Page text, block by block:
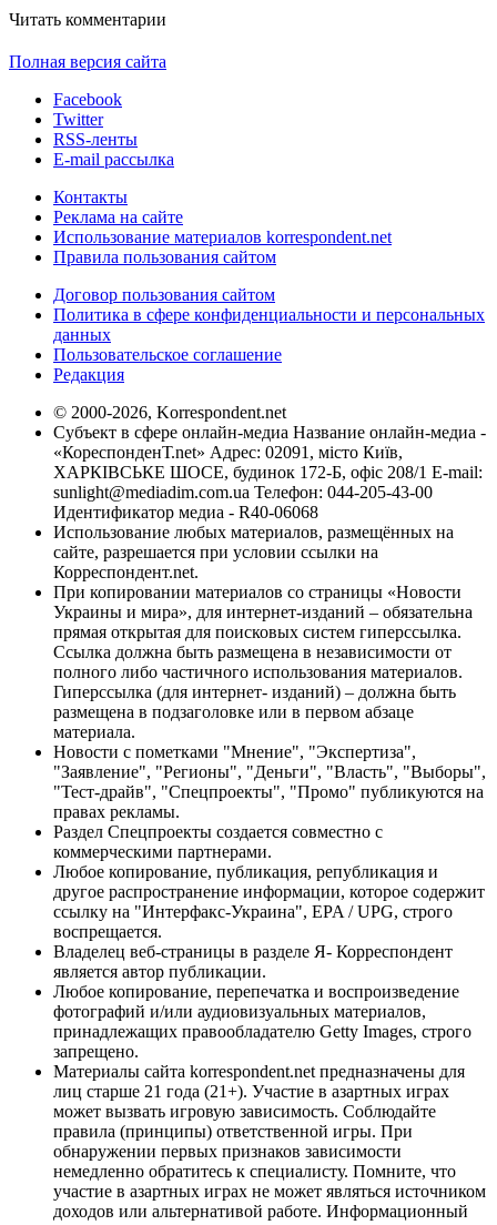
Читать комментарии
Полная версия сайта
Facebook
Twitter
RSS-ленты
E-mail рассылка
Контакты
Реклама на сайте
Использование материалов korrespondent.net
Правила пользования сайтом
Договор пользования сайтом
Политика в сфере конфиденциальности и персональных
данных
Пользовательское соглашение
Редакция
© 2000-2026, Korrespondent.net
Субъект в сфере онлайн-медиа Название онлайн-медиа -
«КореспонденТ.net» Адрес: 02091, місто Київ,
ХАРКІВСЬКЕ ШОСЕ, будинок 172-Б, офіс 208/1 E-mail:
sunlight@mediadim.com.ua Телефон: 044-205-43-00
Идентификатор медиа - R40-06068
Использование любых материалов, размещённых на
сайте, разрешается при условии ссылки на
Корреспондент.net.
При копировании материалов со страницы «Новости
Украины и мира», для интернет-изданий – обязательна
прямая открытая для поисковых систем гиперссылка.
Ссылка должна быть размещена в независимости от
полного либо частичного использования материалов.
Гиперссылка (для интернет- изданий) – должна быть
размещена в подзаголовке или в первом абзаце
материала.
Новости с пометками "Мнение", "Экспертиза",
"Заявление", "Регионы", "Деньги", "Власть", "Выборы",
"Тест-драйв", "Спецпроекты", "Промо" публикуются на
правах рекламы.
Раздел Спецпроекты создается совместно с
коммерческими партнерами.
Любое копирование, публикация, републикация и
другое распространение информации, которое содержит
ссылку на "Интерфакс-Украина", EPA / UPG, строго
воспрещается.
Владелец веб-страницы в разделе Я- Корреспондент
является автор публикации.
Любое копирование, перепечатка и воспроизведение
фотографий и/или аудиовизуальных материалов,
принадлежащих правообладателю Getty Images, строго
запрещено.
Материалы сайта korrespondent.net предназначены для
лиц старше 21 года (21+). Участие в азартных играх
может вызвать игровую зависимость. Соблюдайте
правила (принципы) ответственной игры. При
обнаружении первых признаков зависимости
немедленно обратитесь к специалисту. Помните, что
участие в азартных играх не может являться источником
доходов или альтернативой работе. Информационный